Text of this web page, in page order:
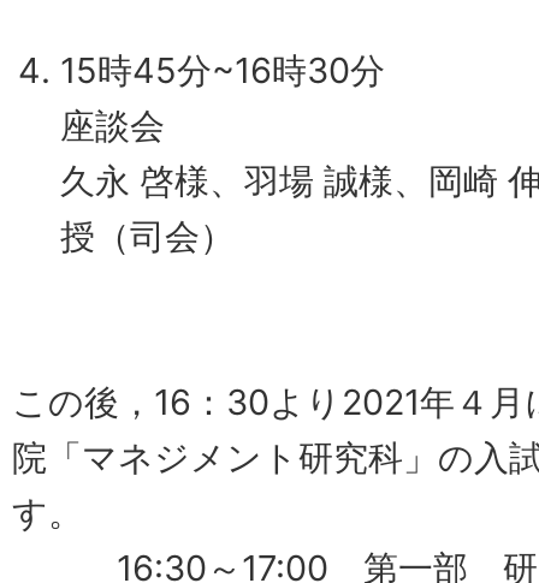
15時45分~16時30分
座談会
久永 啓様、羽場 誠様、岡崎
授（司会）
この後， 16：30より2021年４
院「マネジ メント研究科」の入
す。
16:30～17:00 第一部 研究